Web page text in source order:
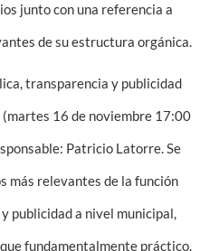
junto con una referencia a
de su estructura orgánica.
transparencia y publicidad
16 de noviembre 17:00
Patricio Latorre.Se
más relevantes de la función
publicidad a nivel municipal,
fundamentalmente práctico.